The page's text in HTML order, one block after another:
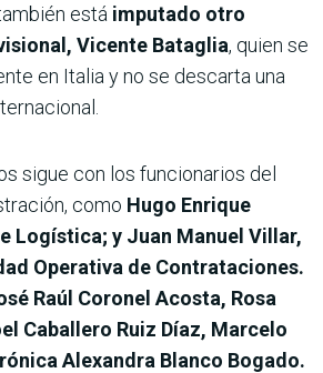
está imputado otro
Vicente Bataglia, quien se
en Italia y no se descarta una
sigue con los funcionarios del
como Hugo Enrique
Logística; y Juan Manuel Villar,
Operativa de Contrataciones.
Raúl Coronel Acosta, Rosa
Caballero Ruiz Díaz, Marcelo
Alexandra Blanco Bogado.